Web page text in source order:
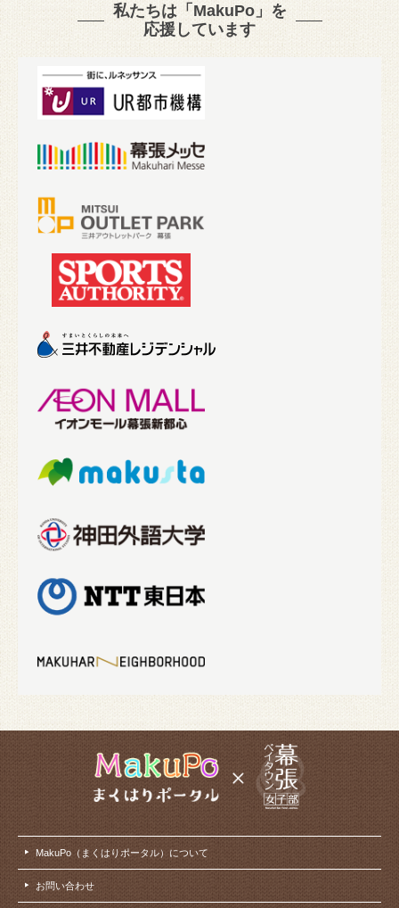
私たちは「MakuPo」を
応援しています
MakuPo（まくはりポータル）について
お問い合わせ